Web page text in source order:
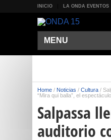
INICIO LA ONDA EVENTOS
MENU
Home / Noticias / Cultura /
“Mira qui balla”, el
Salpassa
auditorio